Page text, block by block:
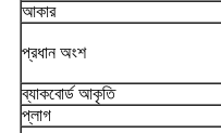
আকার
প্রধান অংশ
ব্যাকবোর্ড আকৃতি
প্লাগ